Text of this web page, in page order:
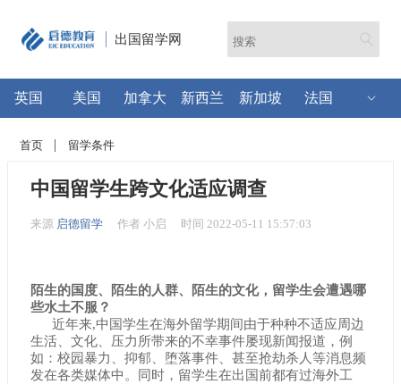
出国留学网
英国 美国 加拿大 新西兰 新加坡 法国
首页 留学条件
中国留学生跨文化适应调查
来源 启德留学 作者 小启 时间 2022-05-11 15:57:03
陌生的国度、陌生的人群、陌生的文化，留学生会遭遇哪
些水土不服？
近年来,中国学生在海外留学期间由于种种不适应周边
生活、文化、压力所带来的不幸事件屡现新闻报道，例
如：校园暴力、抑郁、堕落事件、甚至抢劫杀人等消息频
发在各类媒体中。同时，留学生在出国前都有过海外工